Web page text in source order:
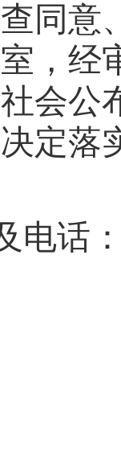
同意
，经
会公
定落
电话